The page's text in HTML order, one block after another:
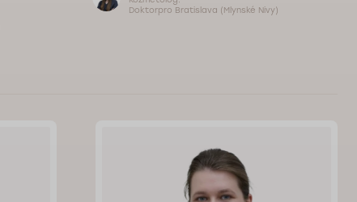
Doktorpro Bratislava (Mlynské Nivy)